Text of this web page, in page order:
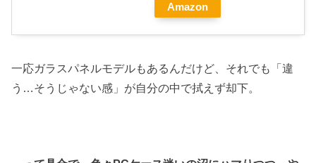
Amazon
一応ガラスパネルモデルもあるんだけど、それでも「違
う…そうじゃない感」が自分の中で拭えず却下。